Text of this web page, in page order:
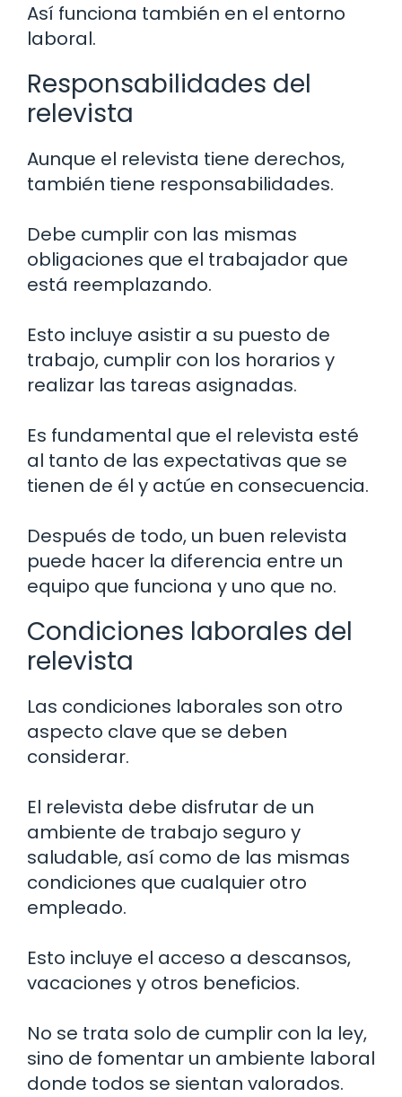
Así funciona también en el entorno
laboral.
Responsabilidades del
relevista
Aunque el relevista tiene derechos,
también tiene responsabilidades.
Debe cumplir con las mismas
obligaciones que el trabajador que
está reemplazando.
Esto incluye asistir a su puesto de
trabajo, cumplir con los horarios y
realizar las tareas asignadas.
Es fundamental que el relevista esté
al tanto de las expectativas que se
tienen de él y actúe en consecuencia.
Después de todo, un buen relevista
puede hacer la diferencia entre un
equipo que funciona y uno que no.
Condiciones laborales del
relevista
Las condiciones laborales son otro
aspecto clave que se deben
considerar.
El relevista debe disfrutar de un
ambiente de trabajo seguro y
saludable, así como de las mismas
condiciones que cualquier otro
empleado.
Esto incluye el acceso a descansos,
vacaciones y otros beneficios.
No se trata solo de cumplir con la ley,
sino de fomentar un ambiente laboral
donde todos se sientan valorados.